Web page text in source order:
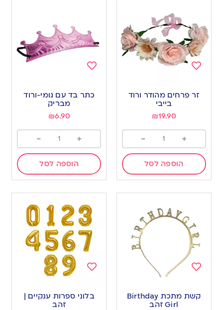
toזר פרחים מהודר ורוד
בייבי
₪19.90
+
-
הוספה לסל
toכתר בד עם גומי-ורוד
מבריק
₪6.90
+
-
הוספה לסל
to
wishlist
קשת מתכת Birthday
Girl זהב
בלוני ספרות ענקיים |
זהב